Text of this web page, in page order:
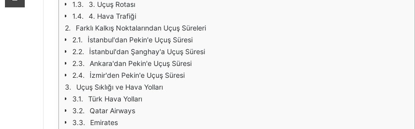
3. Uçuş Rotası
4. Hava Trafiği
Farklı Kalkış Noktalarından Uçuş Süreleri
İstanbul'dan Pekin'e Uçuş Süresi
İstanbul'dan Şanghay'a Uçuş Süresi
Ankara'dan Pekin'e Uçuş Süresi
İzmir'den Pekin'e Uçuş Süresi
Uçuş Sıklığı ve Hava Yolları
Türk Hava Yolları
Qatar Airways
Emirates